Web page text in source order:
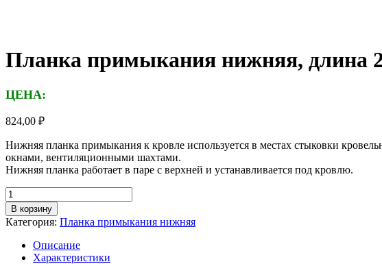
Планка примыкания нижняя, длина
ЦЕНА:
824,00 ₽
Нижняя планка примыкания к кровле используется в местах стыковки
окнами, вентиляционными шахтами.
Нижняя планка работает в паре с верхней и устанавливается под кровлю.
Количество
товара
Планка
примыкания
нижняя,
длина
В корзину
Категория: Планка примыкания нижняя
Описание
Характеристики